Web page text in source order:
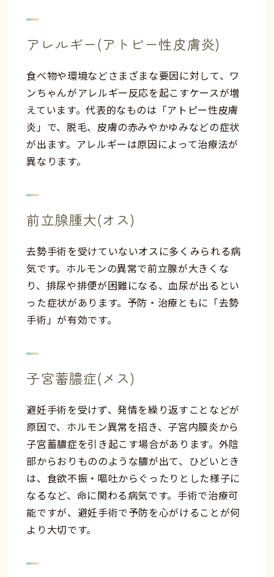
アレルギー(アトピー性皮膚炎)
食べ物や環境などさまざまな要因に対して、ワ
ンちゃんがアレルギー反応を起こすケースが増
えています。代表的なものは「アトピー性皮膚
炎」で、脱毛、皮膚の赤みやかゆみなどの症状
が出ます。アレルギーは原因によって治療法が
異なります。
前立腺腫大(オス)
去勢手術を受けていないオスに多くみられる病
気です。ホルモンの異常で前立腺が大きくな
り、排尿や排便が困難になる、血尿が出るとい
った症状があります。予防・治療ともに「去勢
手術」が有効です。
子宮蓄膿症(メス)
避妊手術を受けず、発情を繰り返すことなどが
原因で、ホルモン異常を招き、子宮内膜炎から
子宮蓄膿症を引き起こす場合があります。外陰
部からおりもののような膿が出て、ひどいとき
は、食欲不振・嘔吐からぐったりとした様子に
なるなど、命に関わる病気です。手術で治療可
能ですが、避妊手術で予防を心がけることが何
より大切です。